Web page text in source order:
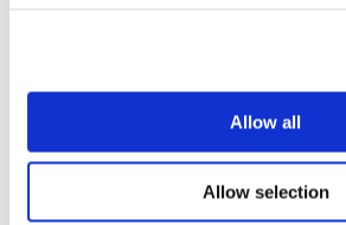
Allow all
Allow selection